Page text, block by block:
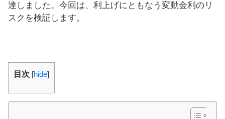
達しました。今回は、利上げにともなう変動金利のリ
スクを検証します。
目次 [hide]